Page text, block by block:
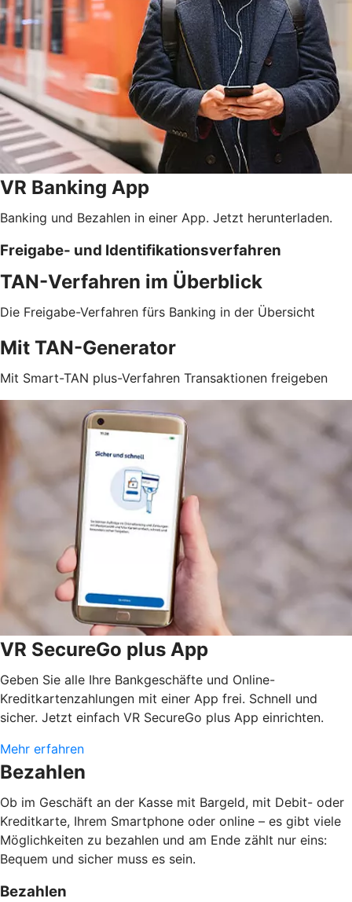
VR Banking App
Banking und Bezahlen in einer App. Jetzt herunterladen.
Freigabe- und Identifikationsverfahren
TAN-Verfahren im Überblick
Die Freigabe-Verfahren fürs Banking in der Übersicht
Mit TAN-Generator
Mit Smart-TAN plus-Verfahren Transaktionen freigeben
VR SecureGo plus App
Geben Sie alle Ihre Bankgeschäfte und Online-
Kreditkartenzahlungen mit einer App frei. Schnell und
sicher. Jetzt einfach VR SecureGo plus App einrichten.
Mehr erfahren
Bezahlen
Ob im Geschäft an der Kasse mit Bargeld, mit Debit- oder
Kreditkarte, Ihrem Smartphone oder online – es gibt viele
Möglichkeiten zu bezahlen und am Ende zählt nur eins:
Bequem und sicher muss es sein.
Bezahlen